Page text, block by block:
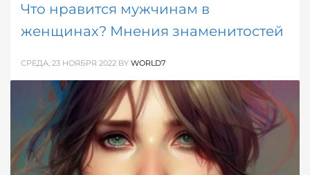
Что нравится мужчинам в
женщинах? Мнения знаменитостей
СРЕДА, 23 НОЯБРЯ 2022 BY WORLD7
Что нравиться мужчинам? Главное это шарм, сила
и характер. В процессе отношений, узнавая друг
друга лучше, мы часто уже не обращаем внимания
на внешность.